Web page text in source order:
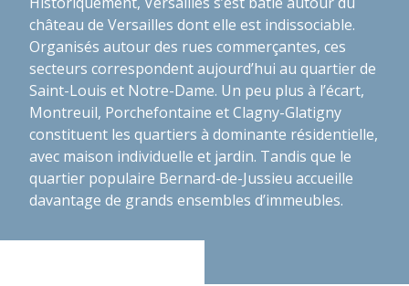
château de Versailles dont elle est indissociable.
Organisés autour des rues commerçantes, ces
secteurs correspondent aujourd’hui au quartier de
Saint-Louis et Notre-Dame. Un peu plus à l’écart,
Montreuil, Porchefontaine et Clagny-Glatigny
constituent les quartiers à dominante résidentielle,
avec maison individuelle et jardin. Tandis que le
quartier populaire Bernard-de-Jussieu accueille
davantage de grands ensembles d’immeubles.